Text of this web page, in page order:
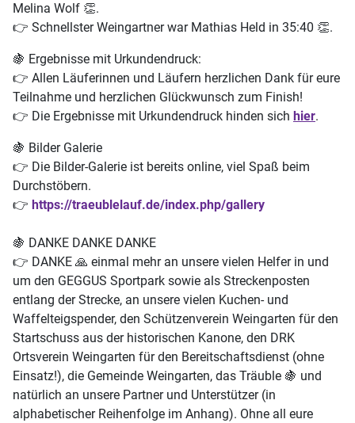
Melina Wolf 👏.
👉 Schnellster Weingartner war Mathias Held in 35:40 👏.
🍇 Ergebnisse mit Urkundendruck:
👉 Allen Läuferinnen und Läufern herzlichen Dank für eure
Teilnahme und herzlichen Glückwunsch zum Finish!
👉 Die Ergebnisse mit Urkundendruck hinden sich hier.
🍇 Bilder Galerie
👉 Die Bilder-Galerie ist bereits online, viel Spaß beim
Durchstöbern.
👉 https://traeublelauf.de/index.php/gallery
🍇 DANKE DANKE DANKE
👉 DANKE 🙏 einmal mehr an unsere vielen Helfer in und
um den GEGGUS Sportpark sowie als Streckenposten
entlang der Strecke, an unsere vielen Kuchen- und
Waffelteigspender, den Schützenverein Weingarten für den
Startschuss aus der historischen Kanone, den DRK
Ortsverein Weingarten für den Bereitschaftsdienst (ohne
Einsatz!), die Gemeinde Weingarten, das Träuble 🍇 und
natürlich an unsere Partner und Unterstützer (in
alphabetischer Reihenfolge im Anhang). Ohne all eure